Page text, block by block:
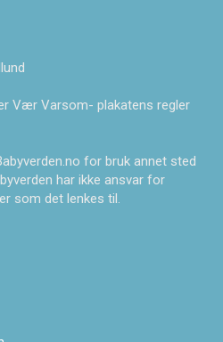
Vær Varsom- plakatens regler
for bruk annet sted
har ikke ansvar for
som det lenkes til.